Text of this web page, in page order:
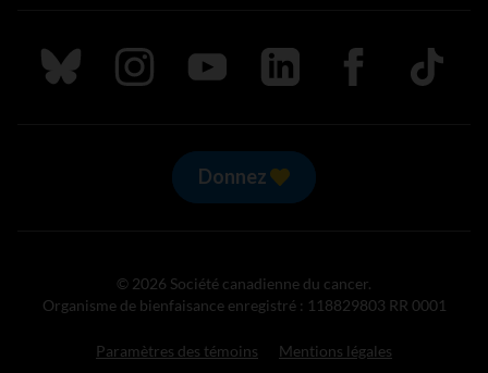
Suivez nous sur Bluesky
Suivez nous sur Instagram
Suivez nous sur Youtube
Suivez nous sur LinkedIn
Suivez nous sur
TikTok
Donnez
© 2026 Société canadienne du cancer.
Organisme de bienfaisance enregistré : 118829803 RR 0001
Paramètres des témoins Mentions légales